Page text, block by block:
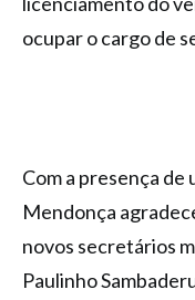
ocupar o cargo de
Com a presença
Mendonça
novos secretários
Paulinho